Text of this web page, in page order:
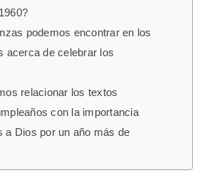
podemos encontrar en los
acerca de celebrar los
relacionar los textos
con la importancia
a Dios por un año más de